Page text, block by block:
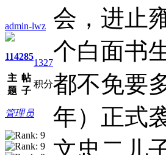
admin-lwz
114
主
题
285
帖
子
1327
积分
管理员
会，进止
个白面书
都不免要
年）正式